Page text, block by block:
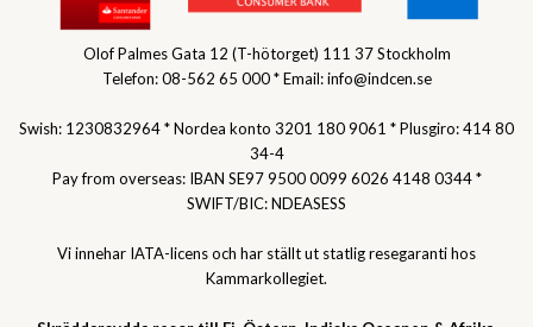
Olof Palmes Gata 12 (T-hötorget) 111 37 Stockholm
Telefon: 08-562 65 000 * Email: info@indcen.se
Swish: 1230832964 * Nordea konto 3201 180 9061 * Plusgiro: 414 80
34-4
Pay from overseas: IBAN SE97 9500 0099 6026 4148 0344 *
SWIFT/BIC: NDEASESS
Vi innehar IATA-licens och har ställt ut statlig resegaranti hos
Kammarkollegiet.